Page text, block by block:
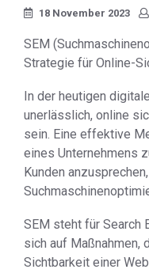
18 November 2023
SEM
Strategie für Online-
In der heutigen
unerlässlich, online
sein. Eine effektive
eines Unternehmens
Kunden
SEM steht für Search
sich auf Maßnahmen,
Sichtbarkeit einer